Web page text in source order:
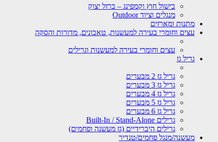
בישול חוץ וקמפינג – ברזל יצוק
מנגלים וציוד Outdoor
מתנות ומארזים
עצים וחומרי בעירה למעשנות, טאבונים, מדורות והסקה
עצים וחומרי בעירה למעשנות וגרילים
גריל גז
גריל גז 2 מבערים
גריל גז 3 מבערים
גריל גז 4 מבערים
גריל גז 5 מבערים
גריל גז 6 מבערים
גרילים Built-In / Stand-Alone
גרילים היברידיים (גז מעשנה ופחמים)
מעשנה/מנגל פחמים/טנדיר